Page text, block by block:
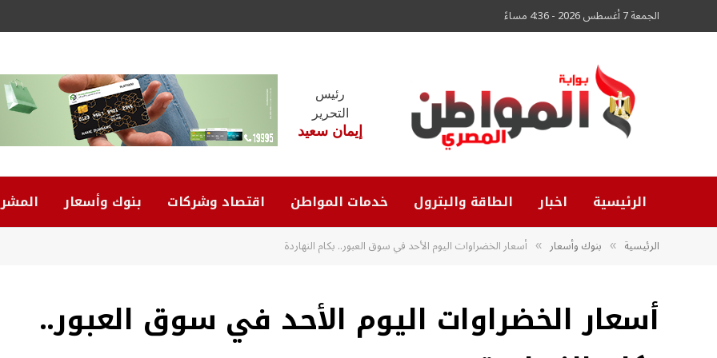
الجمعة 7 أغسطس 2026 - 4:36 مساءً
رئيس
التحرير
إيمان سعيد
الرئيسية اخبار الطاقة والبترول خدمات المواطن اقتصاد وشركات بنوك وأسعار
الرئيسية » بنوك وأسعار » أسعار الخضراوات اليوم الأحد في سوق العبور.. بكام النهاردة
أسعار الخضراوات اليوم الأحد في سوق العبور..